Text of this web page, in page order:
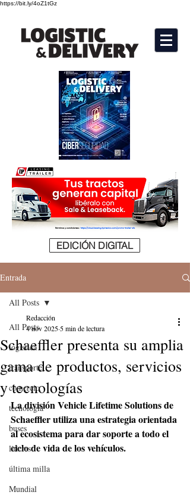
https://bit.ly/4oZ1tGz
EDICIÓN DIGITAL
Entrada
All Posts
logistica
transporte
comercio
tecnologia
buses
lideres
última milla
Mundial
All Posts
Schaeffler presenta su amplia
gama de productos, servicios
y tecnologías
Redacción
4 nov 2025 5 min de lectura
La división Vehicle Lifetime Solutions de
Schaeffler utiliza una estrategia orientada
al ecosistema para dar soporte a todo el
ciclo de vida de los vehículos.